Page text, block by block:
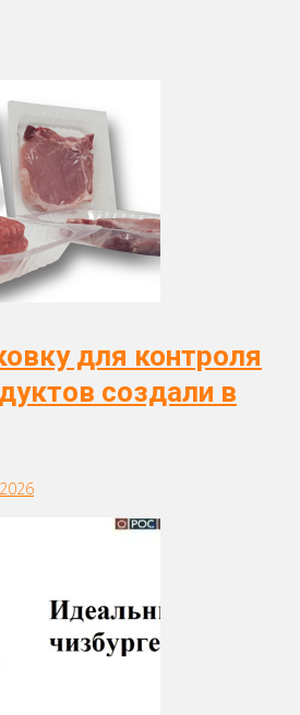
для контроля
создали в